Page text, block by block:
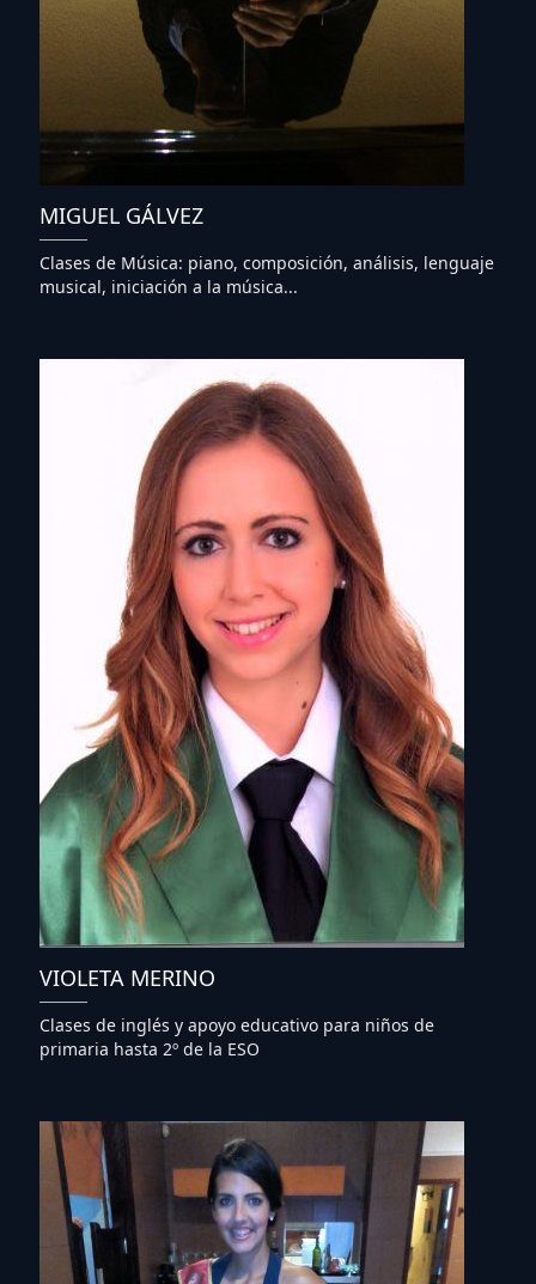
MIGUEL GÁLVEZ
Clases de Música: piano, composición, análisis, lenguaje
musical, iniciación a la música...
VIOLETA MERINO
Clases de inglés y apoyo educativo para niños de
primaria hasta 2º de la ESO